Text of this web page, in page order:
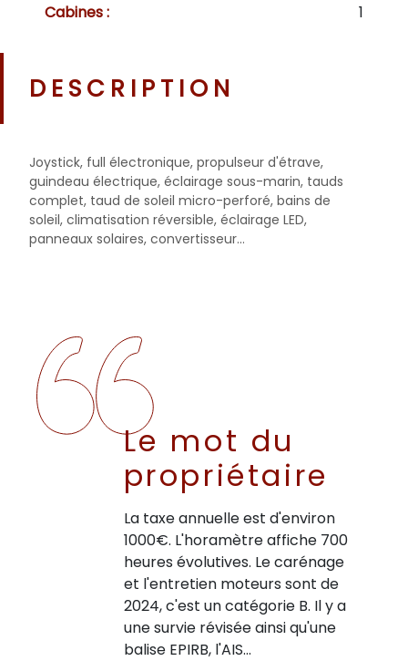
Cabines : 1
DESCRIPTION
Joystick, full électronique, propulseur d'étrave,
guindeau électrique, éclairage sous-marin, tauds
complet, taud de soleil micro-perforé, bains de
soleil, climatisation réversible, éclairage LED,
panneaux solaires, convertisseur...
Le mot du
propriétaire
La taxe annuelle est d'environ
1000€. L'horamètre affiche 700
heures évolutives. Le carénage
et l'entretien moteurs sont de
2024, c'est un catégorie B. Il y a
une survie révisée ainsi qu'une
balise EPIRB, l'AIS...